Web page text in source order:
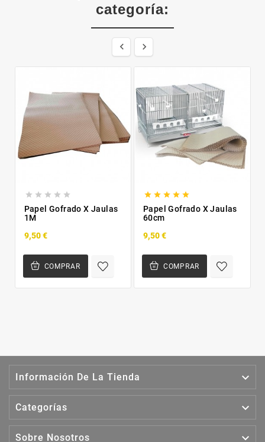
categoría:
 
    
Papel Gofrado X Jaulas
1M
9,50 €
COMPRAR
    
Papel Gofrado X Jaulas
60cm
9,50 €
COMPRAR
Información De La Tienda 
Categorías 
Sobre Nosotros 